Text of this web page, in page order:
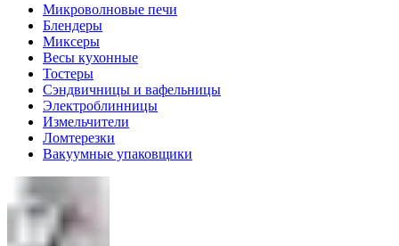
Микроволновые печи
Блендеры
Миксеры
Весы кухонные
Тостеры
Сэндвичницы и вафельницы
Электроблинницы
Измельчители
Ломтерезки
Вакуумные упаковщики